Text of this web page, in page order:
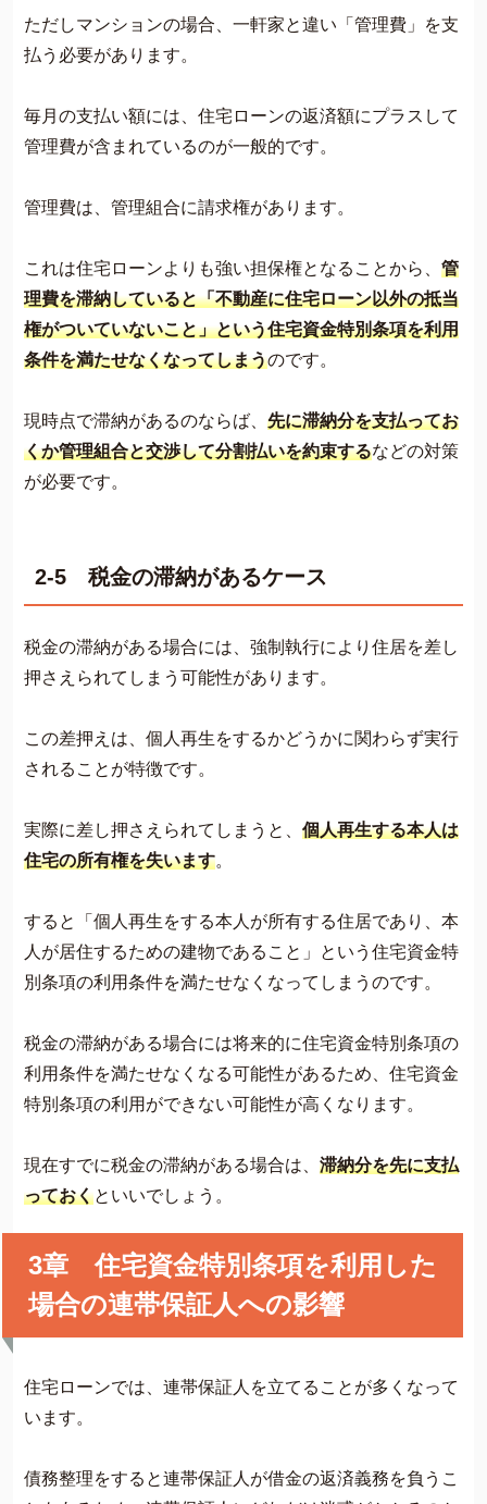
ただしマンションの場合、一軒家と違い「管理費」を支
払う必要があります。
毎月の支払い額には、住宅ローンの返済額にプラスして
管理費が含まれているのが一般的です。
管理費は、管理組合に請求権があります。
これは住宅ローンよりも強い担保権となることから、 管
理費を滞納していると「不動産に住宅ローン以外の抵当
権がついていないこと」という住宅資金特別条項を利用
条件を満たせなくなってしまうのです。
現時点で滞納があるのならば、 先に滞納分を支払ってお
くか管理組合と交渉して分割払いを約束するなどの対策
が必要です。
2-5 税金の滞納があるケース
税金の滞納がある場合には、強制執行により住居を差し
押さえられてしまう可能性があります。
この差押えは、個人再生をするかどうかに関わらず実行
されることが特徴です。
実際に差し押さえられてしまうと、 個人再生する本人は
住宅の所有権を失います。
すると「個人再生をする本人が所有する住居であり、本
人が居住するための建物であること」という住宅資金特
別条項の利用条件を満たせなくなってしまうのです。
税金の滞納がある場合には将来的に住宅資金特別条項の
利用条件を満たせなくなる可能性があるため、住宅資金
特別条項の利用ができない可能性が高くなります。
現在すでに税金の滞納がある場合は、 滞納分を先に支払
っておくといいでしょう。
3章 住宅資金特別条項を利用した
場合の連帯保証人への影響
住宅ローンでは、連帯保証人を立てることが多くなって
います。
債務整理をすると連帯保証人が借金の返済義務を負うこ